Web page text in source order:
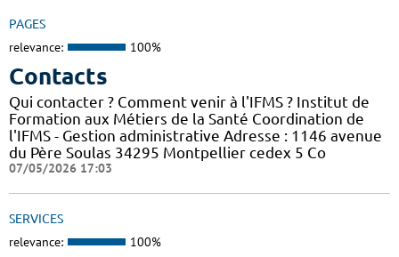
PAGES
relevance: 100%
Contacts
Qui contacter ? Comment venir à l'IFMS ? Institut de
Formation aux Métiers de la Santé Coordination de
l'IFMS - Gestion administrative Adresse : 1146 avenue
du Père Soulas 34295 Montpellier cedex 5 Co
07/05/2026 17:03
SERVICES
relevance: 100%